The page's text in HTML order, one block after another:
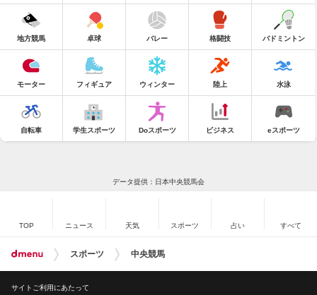
地方競馬 卓球 バレー 格闘技 バドミントン
モーター フィギュア ウィンター 陸上 水泳
自転車 学生スポーツ Doスポーツ ビジネス eスポーツ
データ提供：日本中央競馬会
TOP ニュース 天気 スポーツ 占い すべて
スポーツ 中央競馬
サイトご利用にあたって